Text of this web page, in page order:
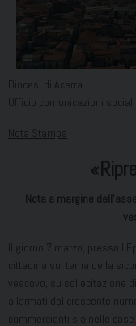
Diocesi di Acerra
Ufficio comunicazioni sociali
Nota Stampa
Nota a margine
Il giorno 7 marzo, presso
cittadina sul tema della
vescovo, su sollecitazione
allarmati dal crescente
commercianti sia nelle case.